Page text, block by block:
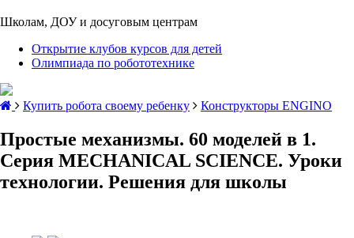
Школам, ДОУ и досуговым центрам
Открытие клубов курсов для детей
Олимпиада по робототехнике
Купить робота своему ребенку Конструкторы ENGINO
Простые механизмы. 60 моделей в 1.
Серия MECHANICAL SCIENCE. Уроки
технологии. Решения для школы